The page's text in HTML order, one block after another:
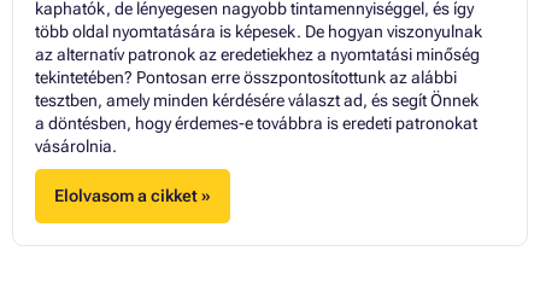
kaphatók, de lényegesen nagyobb tintamennyiséggel, és így
több oldal nyomtatására is képesek. De hogyan viszonyulnak
az alternatív patronok az eredetiekhez a nyomtatási minőség
tekintetében? Pontosan erre összpontosítottunk az alábbi
tesztben, amely minden kérdésére választ ad, és segít Önnek
a döntésben, hogy érdemes-e továbbra is eredeti patronokat
vásárolnia.
Elolvasom a cikket »